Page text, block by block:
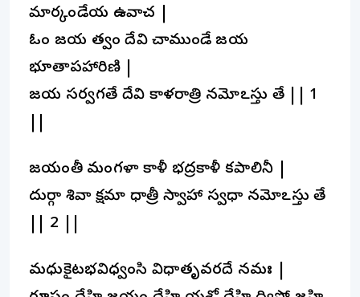
మార్కండేయ ఉవాచ |
ఓం జయ త్వం దేవి చాముండే జయ
భూతాపహారిణి |
జయ సర్వగతే దేవి కాళరాత్రి నమోఽస్తు తే || 1
జయంతీ మంగళా కాళీ భద్రకాళీ కపాలినీ |
దుర్గా శివా క్షమా ధాత్రీ స్వాహా స్వధా నమోఽస్తు తే
|| 2 ||
మధుకైటభవిధ్వంసి విధాతృవరదే నమః |